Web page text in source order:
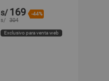
s/ 169 -44%
s/ 304
Exclusivo para venta web